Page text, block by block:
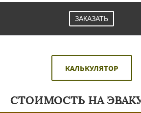
ЗАКАЗАТЬ
КАЛЬКУЛЯТОР
СТОИМОСТЬ НА